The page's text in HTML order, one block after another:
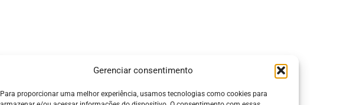
Gerenciar consentimento
Para proporcionar uma melhor experiência, usamos tecnologias como cookies para